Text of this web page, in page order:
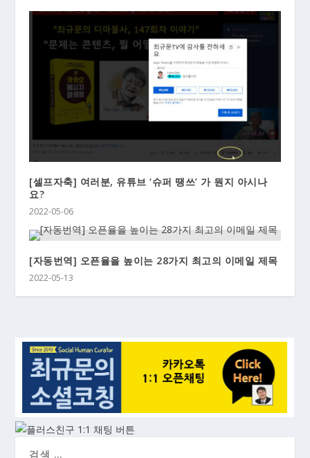
[셀프자축] 여러분, 유튜브 ‘슈퍼 땡쓰’ 가 뭔지 아시나
요?
2022-05-06
[자동번역] 오픈율을 높이는 28가지 최고의 이메일 제목
2022-05-13